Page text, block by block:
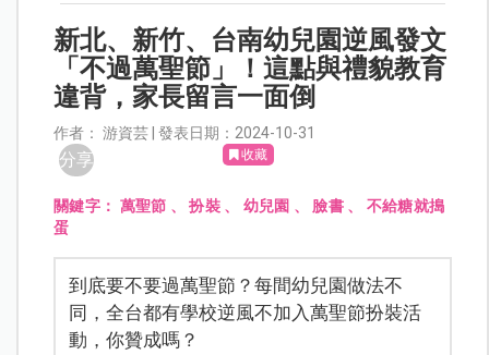
新北、新竹、台南幼兒園逆風發文
「不過萬聖節」！這點與禮貌教育
違背，家長留言一面倒
作者： 游資芸 | 發表日期：2024-10-31
分享 收藏
關鍵字： 萬聖節 、扮裝、 幼兒園 、 臉書、 不給糖就搗
蛋
到底要不要過萬聖節？每間幼兒園做法不
同，全台都有學校逆風不加入萬聖節扮裝活
動，你贊成嗎？